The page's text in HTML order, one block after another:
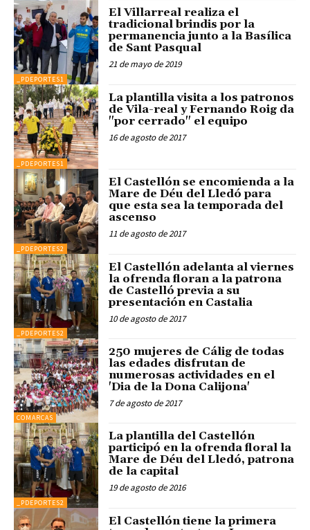
_PDEPORTES1
El Villarreal realiza el
tradicional brindis por la
permanencia junto a la Basílica
de Sant Pasqual
21 de mayo de 2019
_PDEPORTES1
La plantilla visita a los patronos
de Vila-real y Fernando Roig da
"por cerrado" el equipo
16 de agosto de 2017
_PDEPORTES2
El Castellón se encomienda a la
Mare de Déu del Lledó para
que esta sea la temporada del
ascenso
11 de agosto de 2017
_PDEPORTES2
El Castellón adelanta al viernes
la ofrenda floran a la patrona
de Castelló previa a su
presentación en Castalia
10 de agosto de 2017
COMARCAS
250 mujeres de Cálig de todas
las edades disfrutan de
numerosas actividades en el
'Dia de la Dona Calijona'
7 de agosto de 2017
_PDEPORTES2
La plantilla del Castellón
participó en la ofrenda floral la
Mare de Déu del Lledó, patrona
de la capital
19 de agosto de 2016
El Castellón tiene la primera